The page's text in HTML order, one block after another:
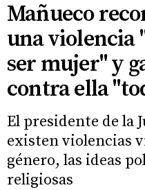
Mañueco
una violencia
ser mujer" y
contra ella
El presidente de la
existen violencias
género, las ideas
religiosas